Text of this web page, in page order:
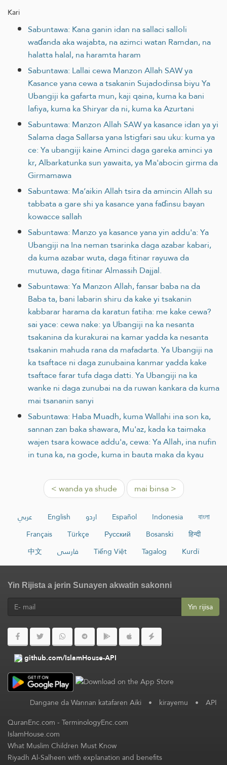
Kari
Sabuntawa: Kana ganin idan na sallaci salloli
waɗanda aka wajabta, na azimci watan Ramdan, na
halatta halal, na haramta haram
Sabuntawa: Lallai cewa Manzon Allah SAW ya
Kasance yana cewa a tsakanin Sujadodinsa biyu Ya
Ubangiji ka gafarta mun, kaji qaina, kuma ka bani
lafiya, kuma ka Shiryar da ni, kuma ka Azurtani
Sabuntawa: Manzon Allah SAW ya kasance idan ya yi
Salama daga Sallarsa yana Istigfari sau uku: kuma ya
ce: Ya ubangiji kaine Aminci daga gareka aminci ya
kr, Albarkatunka sun yawaita, ya Ma'abocin girma da
Girmamawa
Sabuntawa: Ma’aikin Allah tsira da amincin Allah su
tabbata a gare shi ya kasance yana faɗinsu bayan
kowacce sallah
Sabuntawa: Manzo ya kasance yana yin addu'a: Ya
Ubangiji na Ina neman tsarinka daga azabar kabari,
da kuma azabar wuta, daga fitinar rayuwa da
mutuwa, daga fitinar Almassih Dajjal.
Sabuntawa: Ya Manzon Allah, fansar baba na da
Baba ta, bani labarin shiru da kake yi tsakanin
kabbarar harama da karatun fatiha: me kake cewa?
sai yace: cewa nake: ya Ubangiji na ka nesanta
tsakanina da kurakurai na kamar yadda ka nesanta
tsakanin mahuda rana da mafadarta. Ya Ubangiji na
ka tsaftace ni daga zunubaina kanmar yadda kake
tsaftace farar tufa daga datti. Ya Ubangiji na ka
wanke ni daga zunubai na da ruwan kankara da kuma
mai tsananin sanyi
Sabuntawa: Haba Muadh, kuma Wallahi ina son ka,
sannan zan baka shawara, Mu'az, kada ka taimaka
wajen tsara kowace addu'a, cewa: Ya Allah, ina nufin
in tuna ka, na gode, kuma in bauta maka da kyau
< wanda ya shude mai binsa >
عربي English اردو Español Indonesia
বাংলা
Français
Türkçe Русский Bosanski
हिन्दी
中文
فارسی Tiếng Việt Tagalog Kurdî
Yin Rijista a jerin Sunayen akwatin sakonni
Yin rijisa
github.com/IslamHouse-API
Dangane da Wannan katafaren Aiki • kirayemu • API
QuranEnc.com-TerminologyEnc.com
IslamHouse.com
What Muslim Children Must Know
Riyadh Al-Salheen with explanation and benefits